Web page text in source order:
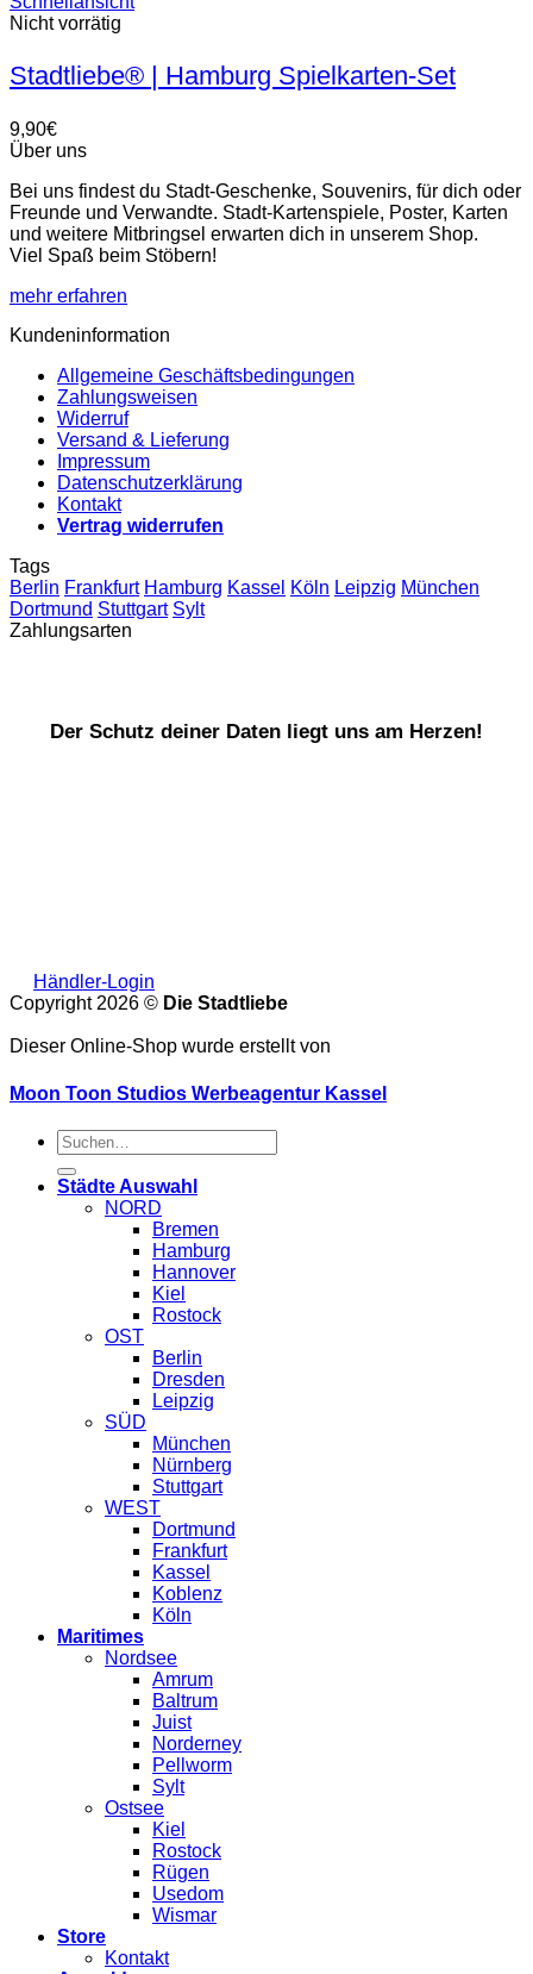
Nicht vorrätig
Stadtliebe® | Hamburg Spielkarten-Set
9,90€
Über uns
Bei uns findest du Stadt-Geschenke, Souvenirs, für dich oder
Freunde und Verwandte. Stadt-Kartenspiele, Poster, Karten
und weitere Mitbringsel erwarten dich in unserem Shop.
Viel Spaß beim Stöbern!
mehr erfahren
Kundeninformation
Allgemeine Geschäftsbedingungen
Zahlungsweisen
Widerruf
Versand & Lieferung
Impressum
Datenschutzerklärung
Kontakt
Vertrag widerrufen
Tags
Berlin Frankfurt Hamburg Kassel Köln Leipzig München
Dortmund Stuttgart Sylt
Zahlungsarten
Der Schutz deiner Daten liegt uns am Herzen!
Händler-Login
Copyright 2026 © Die Stadtliebe
Dieser Online-Shop wurde erstellt von
Moon Toon Studios Werbeagentur Kassel
Suche
nach:
Städte Auswahl
NORD
Bremen
Hamburg
Hannover
Kiel
Rostock
OST
Berlin
Dresden
Leipzig
SÜD
München
Nürnberg
Stuttgart
WEST
Dortmund
Frankfurt
Kassel
Koblenz
Köln
Maritimes
Nordsee
Amrum
Baltrum
Juist
Norderney
Pellworm
Sylt
Ostsee
Kiel
Rostock
Rügen
Usedom
Wismar
Store
Kontakt